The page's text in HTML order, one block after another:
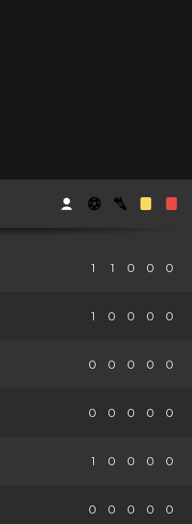
1 1 0 0 0
1 0 0 0 0
0 0 0 0 0
0 0 0 0 0
1 0 0 0 0
0 0 0 0 0